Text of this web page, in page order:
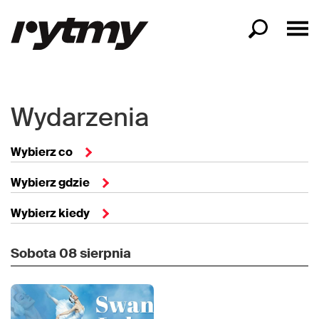
Wydarzenia
Wybierz co
Wybierz gdzie
Wybierz kiedy
Sobota 08 sierpnia